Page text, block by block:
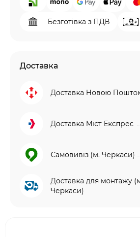
Безготівка з ПДВ
Доставка
Доставка Новою
Доставка Міст Експрес
Самовивіз (м. Черкаси)
Доставка для монтажу
Черкаси)